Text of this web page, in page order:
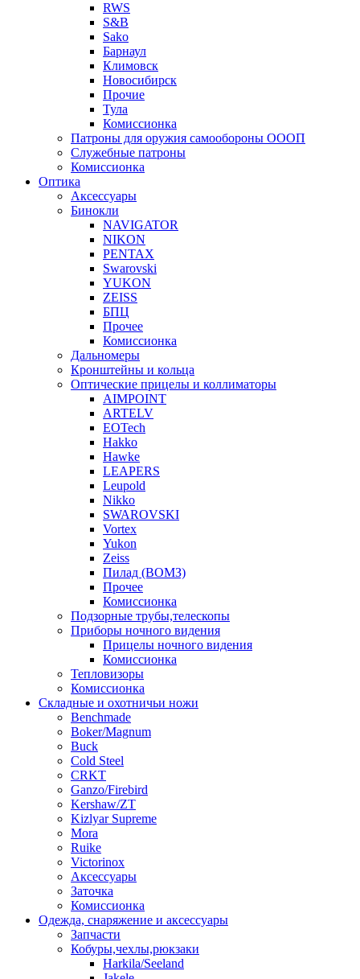
RWS
S&B
Sako
Барнаул
Климовск
Новосибирск
Прочие
Тула
Комиссионка
Патроны для оружия самообороны ОООП
Служебные патроны
Комиссионка
Оптика
Аксессуары
Бинокли
NAVIGATOR
NIKON
PENTAX
Swarovski
YUKON
ZEISS
БПЦ
Прочее
Комиссионка
Дальномеры
Кронштейны и кольца
Оптические прицелы и коллиматоры
AIMPOINT
ARTELV
EOTech
Hakko
Hawke
LEAPERS
Leupold
Nikko
SWAROVSKI
Vortex
Yukon
Zeiss
Пилад (ВОМЗ)
Прочее
Комиссионка
Подзорные трубы,телескопы
Приборы ночного видения
Прицелы ночного видения
Комиссионка
Тепловизоры
Комиссионка
Складные и охотничьи ножи
Benchmade
Boker/Magnum
Buck
Cold Steel
CRKT
Ganzo/Firebird
Kershaw/ZT
Kizlyar Supreme
Mora
Ruike
Victorinox
Аксессуары
Заточка
Комиссионка
Одежда, снаряжение и аксессуары
Запчасти
Кобуры,чехлы,рюкзаки
Harkila/Seeland